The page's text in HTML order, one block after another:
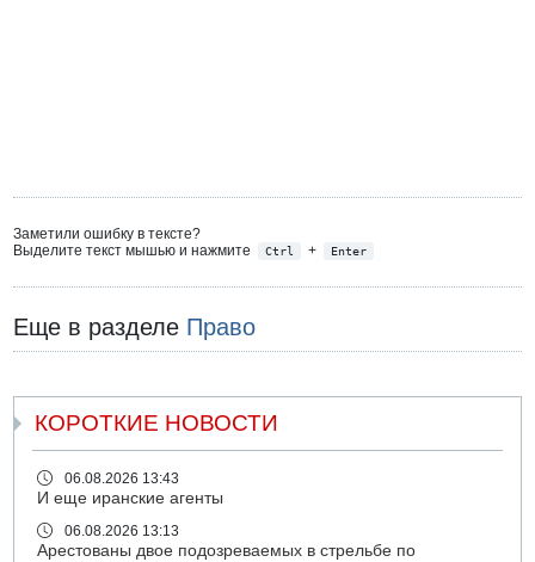
Заметили ошибку в тексте?
Выделите текст мышью и нажмите
Ctrl + Enter
Еще в разделе Право
КОРОТКИЕ НОВОСТИ
06.08.2026 13:43
И еще иранские агенты
06.08.2026 13:13
Арестованы двое подозреваемых в стрельбе по